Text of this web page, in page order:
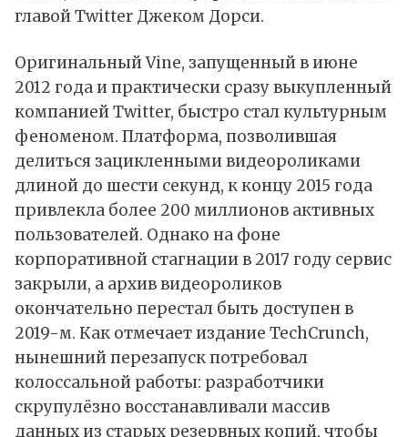
главой Twitter Джеком Дорси.
Оригинальный Vine, запущенный в июне
2012 года и практически сразу выкупленный
компанией Twitter, быстро стал культурным
феноменом. Платформа, позволившая
делиться зацикленными видеороликами
длиной до шести секунд, к концу 2015 года
привлекла более 200 миллионов активных
пользователей. Однако на фоне
корпоративной стагнации в 2017 году сервис
закрыли, а архив видеороликов
окончательно перестал быть доступен в
2019-м. Как отмечаетиздание TechCrunch,
нынешний перезапуск потребовал
колоссальной работы: разработчики
скрупулёзно восстанавливали массив
данных из старых резервных копий, чтобы